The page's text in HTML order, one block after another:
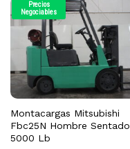
Precios
Negociables
Montacargas Mitsubishi
Fbc25N Hombre Sentado
5000 Lb